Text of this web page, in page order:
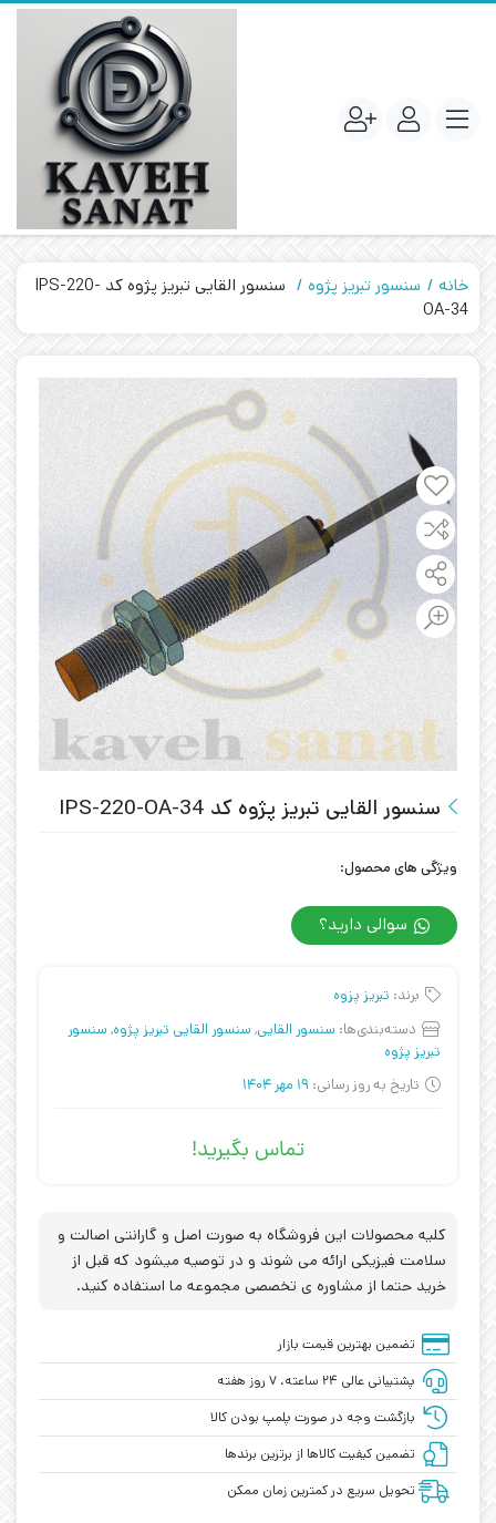
خانه سنسور تبریز پژوه
سنسور القایی تبریز پژوه کد IPS-220-
OA-34
سنسور القایی تبریز پژوه کد IPS-220-OA-34
ویژگی های محصول:
سوالی دارید؟
برند: تبریز پزوه
دسته‌بندی‌ها: سنسور القایی, سنسور القایی تبریز پژوه, سنسور
تبریز پژوه
تاریخ به روز رسانی: 19 مهر 1404
تماس بگیرید!
کلیه محصولات این فروشگاه به صورت اصل و گارانتی اصالت و
سلامت فیزیکی ارائه می شوند و در توصیه میشود که قبل از
خرید حتما از مشاوره ی تخصصی مجموعه ما استفاده کنید.
تضمین بهترین قیمت بازار
پشتیبانی عالی ۲۴ ساعته، ۷ روز هفته
بازگشت وجه در صورت پلمپ بودن کالا
تضمین کیفیت کالاها از برترین برندها
تحویل سریع در کمترین زمان ممکن